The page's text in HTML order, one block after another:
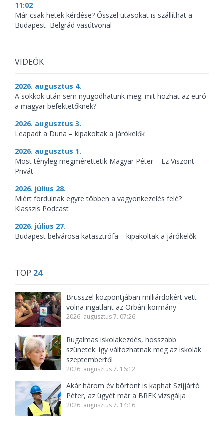
11:02
Már csak hetek kérdése? Ősszel utasokat is szállíthat a
Budapest–Belgrád vasútvonal
VIDEÓK
2026. augusztus 4.
A sokkok után sem nyugodhatunk meg: mit hozhat az euró
a magyar befektetőknek?
2026. augusztus 3.
Leapadt a Duna – kipakoltak a járókelők
2026. augusztus 1.
Most tényleg megmérettetik Magyar Péter – Ez Viszont
Privát
2026. július 28.
Miért fordulnak egyre többen a vagyonkezelés felé?
Klasszis Podcast
2026. július 27.
Budapest belvárosa katasztrófa – kipakoltak a járókelők
TOP 24
Brüsszel központjában milliárdokért vett
volna ingatlant az Orbán-kormány
2026. augusztus 7. 07:26
Rugalmas iskolakezdés, hosszabb
szünetek: így változhatnak meg az iskolák
szeptembertől
2026. augusztus 7. 16:12
Akár három év börtönt is kaphat Szijjártó
Péter, az ügyét már a BRFK vizsgálja
2026. augusztus 7. 14:16